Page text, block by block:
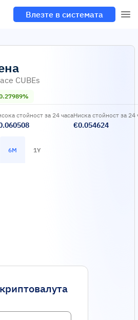
Влезте в системата
CUBEs
стойност за 24 часаНиска стойност за 24
€0.054624
6M 1Y